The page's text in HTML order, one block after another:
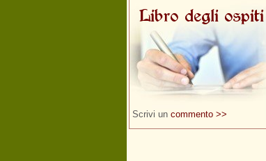
Libro degli ospiti
Scrivi un commento >>